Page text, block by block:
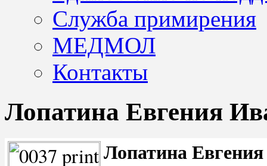
Служба примирения
МЕДМОЛ
Контакты
Лопатина Евгения
Лопатина